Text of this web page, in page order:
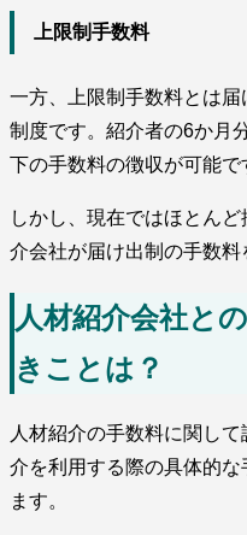
上限制手数料
一方、上限制手数料とは
制度です。紹介者の6か月
下の手数料の徴収が可能で
しかし、現在ではほとん
介会社が届け出制の手数料
人材紹介会社と
きことは？
人材紹介の手数料に関し
介を利用する際の具体的
ます。